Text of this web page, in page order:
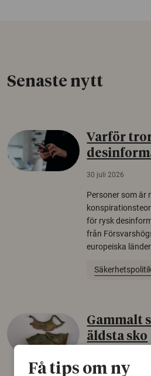
Senaste nytt
Varför
30 juli 2026
Personer som är
för rysk
från
europeiska länder.
Gammalt
äldsta sko
Få tips om ny